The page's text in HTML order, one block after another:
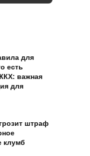
для
есть
важная
для
штраф
клумб